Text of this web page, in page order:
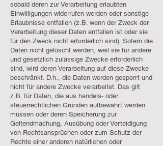
sobald deren zur Verarbeitung erlaubten
Einwilligungen widerrufen werden oder sonstige
Erlaubnisse entfallen (z.B. wenn der Zweck der
Verarbeitung dieser Daten entfallen ist oder sie
für den Zweck nicht erforderlich sind). Sofern die
Daten nicht gelöscht werden, weil sie für andere
und gesetzlich zulässige Zwecke erforderlich
sind, wird deren Verarbeitung auf diese Zwecke
beschränkt. D.h., die Daten werden gesperrt und
nicht für andere Zwecke verarbeitet. Das gilt
z.B. für Daten, die aus handels- oder
steuerrechtlichen Gründen aufbewahrt werden
müssen oder deren Speicherung zur
Geltendmachung, Ausübung oder Verteidigung
von Rechtsansprüchen oder zum Schutz der
Rechte einer anderen natürlichen oder